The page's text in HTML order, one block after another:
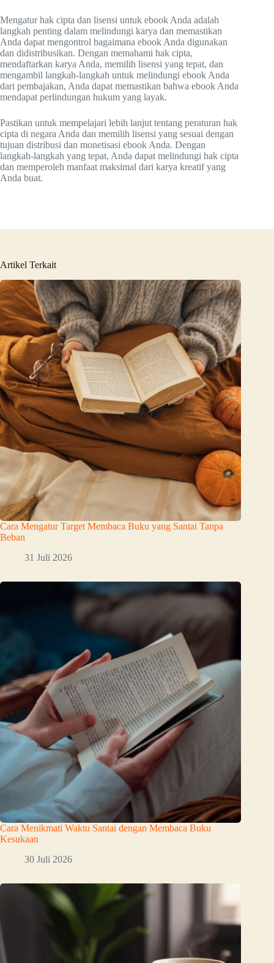
Mengatur hak cipta dan lisensi untuk ebook Anda adalah
langkah penting dalam melindungi karya dan memastikan
Anda dapat mengontrol bagaimana ebook Anda digunakan
dan didistribusikan. Dengan memahami hak cipta,
mendaftarkan karya Anda, memilih lisensi yang tepat, dan
mengambil langkah-langkah untuk melindungi ebook Anda
dari pembajakan, Anda dapat memastikan bahwa ebook Anda
mendapat perlindungan hukum yang layak.
Pastikan untuk mempelajari lebih lanjut tentang peraturan hak
cipta di negara Anda dan memilih lisensi yang sesuai dengan
tujuan distribusi dan monetisasi ebook Anda. Dengan
langkah-langkah yang tepat, Anda dapat melindungi hak cipta
dan memperoleh manfaat maksimal dari karya kreatif yang
Anda buat.
Artikel Terkait
Cara Mengatur Target Membaca Buku yang Santai Tanpa
Beban
31 Juli 2026
Cara Menikmati Waktu Santai dengan Membaca Buku
Kesukaan
30 Juli 2026